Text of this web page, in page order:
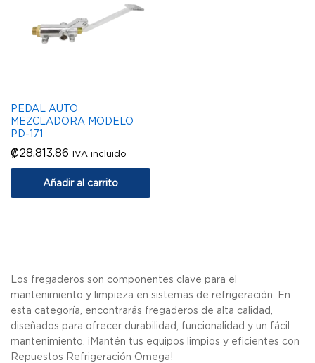
PEDAL AUTO
MEZCLADORA MODELO
PD-171
₡28,813.86 IVA incluido
Añadir al carrito
Los fregaderos son componentes clave para el
mantenimiento y limpieza en sistemas de refrigeración. En
esta categoría, encontrarás fregaderos de alta calidad,
diseñados para ofrecer durabilidad, funcionalidad y un fácil
mantenimiento. ¡Mantén tus equipos limpios y eficientes con
Repuestos Refrigeración Omega!